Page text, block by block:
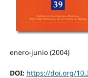
enero-junio (2004)
DOI: https://doi.org/